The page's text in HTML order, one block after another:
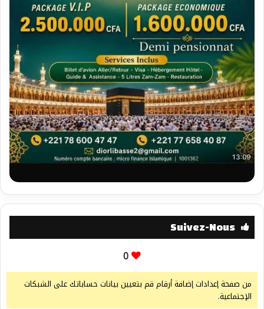
Suivez-Nous
0
من صفحة إعدادات إضافة أرقام قم بتعيين بيانات حساباتك على الشبكات
الإجتماعية.